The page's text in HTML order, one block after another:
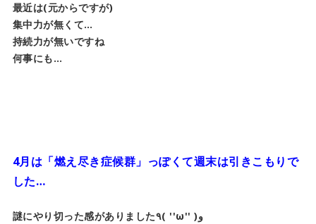
最近は(元からですが)
集中力が無くて…
持続力が無いですね
何事にも…
4月は「燃え尽き症候群」っぽくて週末は引きこもりで
した…
謎にやり切った感がありました٩( ''ω'' )و